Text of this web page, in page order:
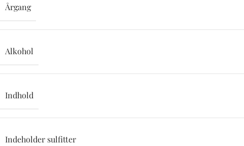
Årgang
Alkohol
Indhold
Indeholder sulfitter